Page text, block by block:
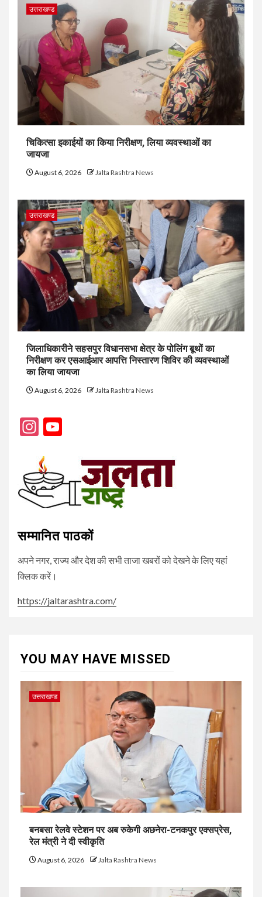
उत्तराखण्ड
चिकित्सा इकाईयों का किया निरीक्षण, लिया व्यवस्थाओं का
जायजा
August 6, 2026 Jalta Rashtra News
उत्तराखण्ड
जिलाधिकारीने सहसपुर विधानसभा क्षेत्र के पोलिंग बूथों का
निरीक्षण कर एसआईआर आपत्ति निस्तारण शिविर की व्यवस्थाओं
का लिया जायजा
August 6, 2026 Jalta Rashtra News
Instagram
सम्मानित पाठकों
अपने नगर, राज्य और देश की सभी ताजा खबरों को देखने के लिए यहां
क्लिक करें।
https://jaltarashtra.com/
YOU MAY HAVE MISSED
उत्तराखण्ड
बनबसा रेलवे स्टेशन पर अब रुकेगी अछनेरा-टनकपुर एक्सप्रेस,
रेल मंत्री ने दी स्वीकृति
August 6, 2026 Jalta Rashtra News